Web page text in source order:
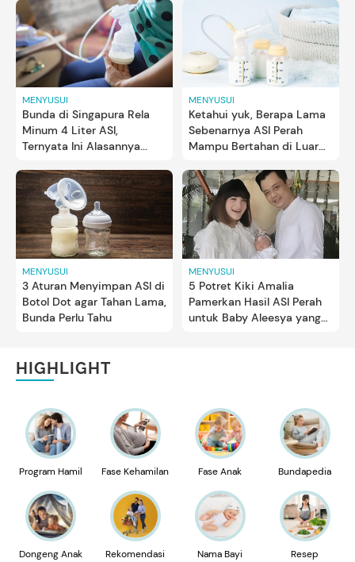
MENYUSUI
Bunda di Singapura Rela
Minum 4 Liter ASI,
Ternyata Ini Alasannya...
MENYUSUI
Ketahui yuk, Berapa Lama
Sebenarnya ASI Perah
Mampu Bertahan di Luar
MENYUSUI
3 Aturan Menyimpan ASI di
Botol Dot agar Tahan Lama,
Bunda Perlu Tahu
MENYUSUI
5 Potret Kiki Amalia
Pamerkan Hasil ASI Perah
untuk Baby Aleesya yang
HIGHLIGHT
Program Hamil Fase Kehamilan Fase Anak Bundapedia
Dongeng Anak
Rekomendasi
Nama Bayi Resep